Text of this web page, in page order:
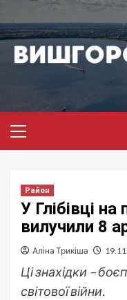
до
вмісту
меню
Район
У Глібівці на
вилучили 8
Аліна Трикіша
Ці знахідки –
світової війни.